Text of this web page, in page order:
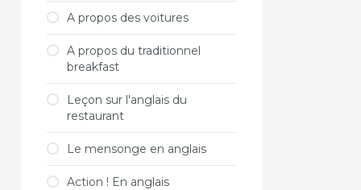
A propos des voitures
A propos du traditionnel
breakfast
Leçon sur l'anglais du
restaurant
Le mensonge en anglais
Action ! En anglais